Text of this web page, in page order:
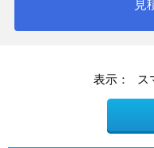
見
表示： ス